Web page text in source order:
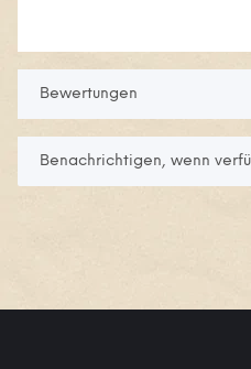
Bewertungen
Benachrichtigen, wenn